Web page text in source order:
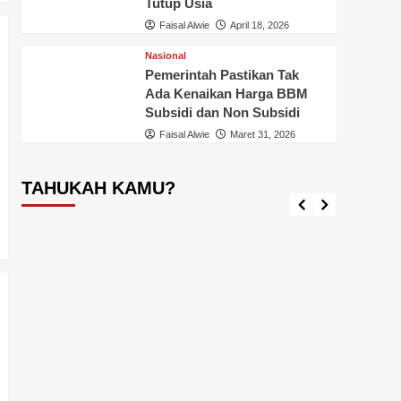
Faisal Alwie April 18, 2026
Nasional
Pemerintah Pastikan Tak
Ada Kenaikan Harga BBM
Subsidi dan Non Subsidi
Faisal Alwie Maret 31, 2026
TAHUKAH KAMU?
Loh, Ikan Ini Dilarang Dipelihara,
Diperairan Indonesia
Faisal Alwie